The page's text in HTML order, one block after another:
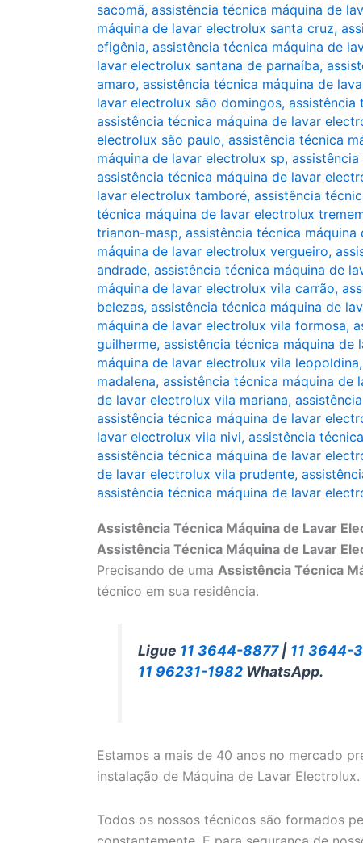
sacomã, assistência técnica máquina de
máquina de lavar electrolux santa cruz,
efigênia, assistência técnica máquina de
lavar electrolux santana de parnaíba,
amaro, assistência técnica máquina de
lavar electrolux são domingos, assistência
assistência técnica máquina de lavar
electrolux são paulo, assistência técnica
máquina de lavar electrolux sp,
assistência técnica máquina de lavar
lavar electrolux tamboré, assistência
técnica máquina de lavar electrolux
trianon-masp, assistência técnica
máquina de lavar electrolux vergueiro,
andrade, assistência técnica máquina de
máquina de lavar electrolux vila carrão,
belezas, assistência técnica máquina de
máquina de lavar electrolux vila formosa,
guilherme, assistência técnica máquina de
máquina de lavar electrolux vila leopoldina,
madalena, assistência técnica máquina de
de lavar electrolux vila mariana,
assistência técnica máquina de lavar
lavar electrolux vila nivi, assistência
assistência técnica máquina de lavar
de lavar electrolux vila prudente,
assistência técnica máquina de lavar
Assistência Técnica Máquina de Lavar
Assistência Técnica Máquina de Lavar
Precisando de uma Assistência Técnica
técnico em sua residência.
Ligue 11 3644-8877| 11 3644-
11 96231-1982 WhatsApp.
Estamos a mais de 40 anos no mercado
instalação de Máquina de Lavar Electrolux.
Todos os nossos técnicos são formados